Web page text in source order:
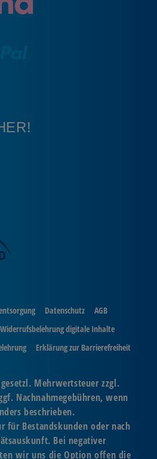
Datenschutz
AGB
Widerrufsbelehrung digitale Inhalte
Erklärung zur Barrierefreiheit
Mehrwertsteuer zzgl.
Nachnahmegebühren, wenn
beschrieben.
für Bestandskunden oder nach
Bei negativer
wir uns die Option offen die